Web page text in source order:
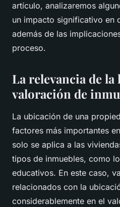
artículo, analizaremos
un impacto significativo en
además de las
proceso.
La relevancia de
valoración de
La ubicación de una
factores más importantes
solo se aplica a las
tipos de inmuebles, como
educativos. En este caso,
relacionados con la
considerablemente en el